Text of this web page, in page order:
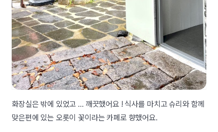
화장실은 밖에 있었고 … 깨끗했어요 ! 식사를 마치고 슈리와 함께
맞은편에 있는 오롯이 꽃이라는 카페로 향했어요.